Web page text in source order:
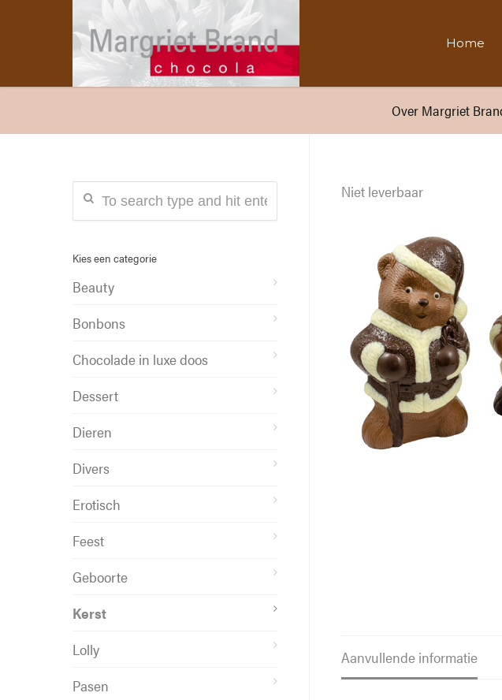
Home
Over Margriet
Niet leverbaar
Aanvullende informatie
Kies een categorie
Beauty
Bonbons
Chocolade in luxe doos
Dessert
Dieren
Divers
Erotisch
Feest
Geboorte
Kerst
Lolly
Pasen